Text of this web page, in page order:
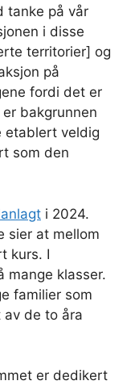
tanke på vår
i disse
territorier] og
på
fordi det er
bakgrunnen
etablert veldig
som den
i 2024.
sier at mellom
kurs. I
mange klasser.
familier som
de to åra
er dedikert